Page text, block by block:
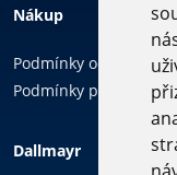
Nákup
Podmínky ochrany
Podmínky používání
Dallmayr